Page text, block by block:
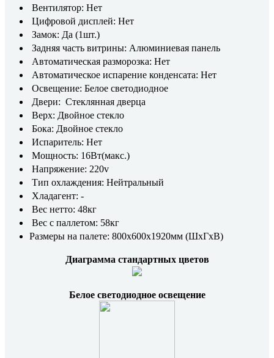
Вентилятор: Нет
Цифровой дисплей: Нет
Замок: Да (1шт.)
Задняя часть витрины: Алюминиевая панель
Автоматическая разморозка: Нет
Автоматическое испарение конденсата: Нет
Освещение: Белое светодиодное
Двери: Стеклянная дверца
Верх: Двойное стекло
Бока: Двойное стекло
Испаритель: Нет
Мощность: 16Вт(макс.)
Напряжение: 220v
Тип охлаждения: Нейтральный
Хладагент: -
Вес нетто: 48кг
Вес с паллетом: 58кг
Размеры на палете: 800x600x1920мм (ШхГхВ)
Диаграмма стандартных цветов
Белое светодиодное освещение